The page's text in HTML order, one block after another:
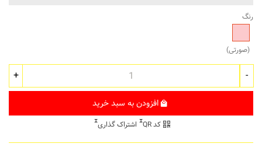
رنگ
(صورتی)
-
+
افزودن به سبد خرید
کد QR اشتراک گذاری